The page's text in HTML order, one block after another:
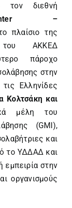
τον διεθνή
–
πλαίσιο της
του ΑΚΚΕΔ
πάροχο
στην
Ελληνίδες
Κολτσάκη και
μέλη του
(GMI),
και
το ΥΔΔΑΔ και
εμπειρία στην
οργανισμούς